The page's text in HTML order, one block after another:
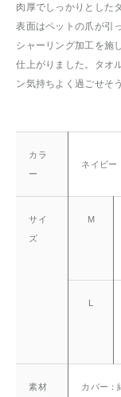
肉厚でしっかりとした
表面はペットの爪が引
シャーリング加工を施
仕上がりました。タオ
ン気持ちよく過ごせそ
カラ
ー
ネイビー
サイ
ズ
M
L
素材 カバー：